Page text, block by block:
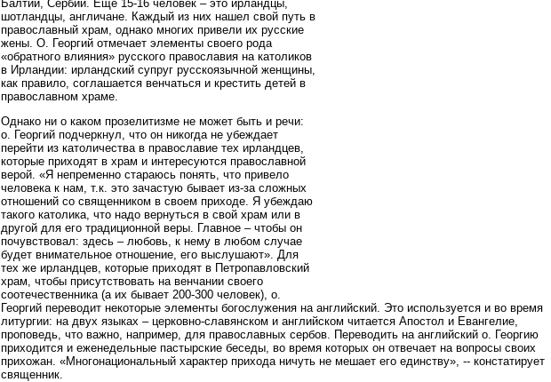
Балтии, Сербии. Еще 15-16 человек – это ирландцы,
шотландцы, англичане. Каждый из них нашел свой путь в
православный храм, однако многих привели их русские
жены. О. Георгий отмечает элементы своего рода
«обратного влияния» русского православия на католиков
в Ирландии: ирландский супруг русскоязычной женщины,
как правило, соглашается венчаться и крестить детей в
православном храме.
Однако ни о каком прозелитизме не может быть и речи:
о. Георгий подчеркнул, что он никогда не убеждает
перейти из католичества в православие тех ирландцев,
которые приходят в храм и интересуются православной
верой. «Я непременно стараюсь понять, что привело
человека к нам, т.к. это зачастую бывает из-за сложных
отношений со священником в своем приходе. Я убеждаю
такого католика, что надо вернуться в свой храм или в
другой для его традиционной веры. Главное – чтобы он
почувствовал: здесь – любовь, к нему в любом случае
будет внимательное отношение, его выслушают». Для
тех же ирландцев, которые приходят в Петропавловский
храм, чтобы присутствовать на венчании своего
соотечественника (а их бывает 200-300 человек), о.
Георгий переводит некоторые элементы богослужения на английский. Это используется и во время
литургии: на двух языках – церковно-славянском и английском читается Апостол и Евангелие,
проповедь, что важно, например, для православных сербов. Переводить на английский о. Георгию
приходится и еженедельные пастырские беседы, во время которых он отвечает на вопросы своих
прихожан. «Многонациональный характер прихода ничуть не мешает его единству», -- констатирует
священник.